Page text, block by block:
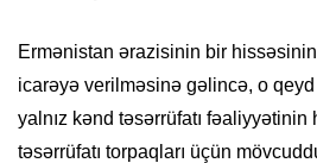
Ermənistan ərazisinin bir
icarəyə verilməsinə gəlincə, o
yalnız kənd təsərrüfatı
təsərrüfatı torpaqları üçün